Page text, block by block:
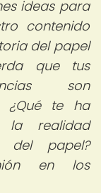
ideas para
contenido
del papel
que tus
son
¿Qué te ha
la realidad
del papel?
en los